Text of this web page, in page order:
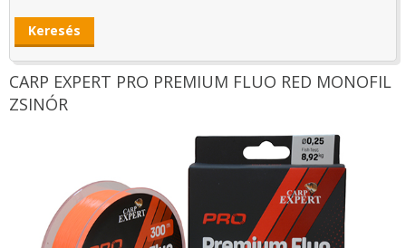
CARP EXPERT PRO PREMIUM FLUO RED MONOFIL
ZSINÓR